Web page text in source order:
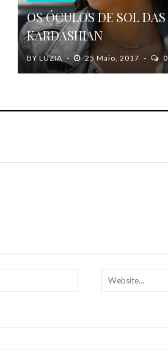
OS ÓCULOS DE SOL DAS
KARDASHIAN
BYLUZIA 25 Maio, 2017 0